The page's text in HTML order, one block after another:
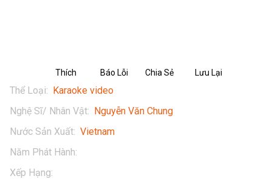
Thích Báo Lỗi Chia Sẻ Lưu Lại
Thể Loại: Karaoke video
Nghệ Sĩ/ Nhân Vật: Nguyễn Văn Chung
Nước Sản Xuất: Vietnam
Năm Phát Hành:
Xếp Hạng: